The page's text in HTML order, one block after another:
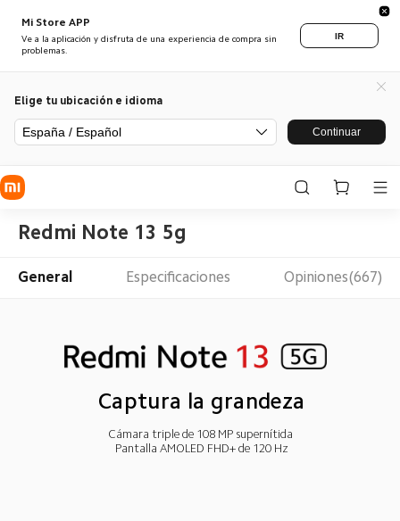
Mi Store APP
Ve a la aplicación y disfruta de una experiencia de compra sin
problemas.
IR
Elige tu ubicación e idioma
España / Español Continuar
Redmi Note 13 5g
General Especificaciones Opiniones(667)
Captura la grandeza
Cámara triple de 108 MP supernítida
Pantalla AMOLED FHD+ de 120 Hz